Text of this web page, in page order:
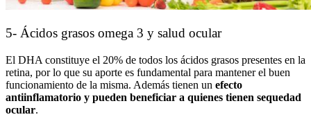
5- Ácidos grasos omega 3 y salud ocular
El DHA constituye el 20% de todos los ácidos grasos presentes en la
retina, por lo que su aporte es fundamental para mantener el buen
funcionamiento de la misma. Además tienen un efecto
antiinflamatorio y pueden beneficiar a quienes tienen sequedad
ocular.